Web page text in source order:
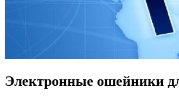
Электронные ошейники